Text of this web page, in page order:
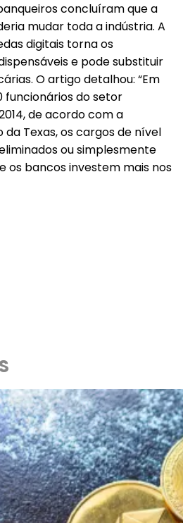
concluíram que a
mudar toda a indústria. A
digitais torna os
e pode substituir
O artigo detalhou: “Em
funcionários do setor
de acordo com a
Texas, os cargos de nível
ou simplesmente
os bancos investem mais nos